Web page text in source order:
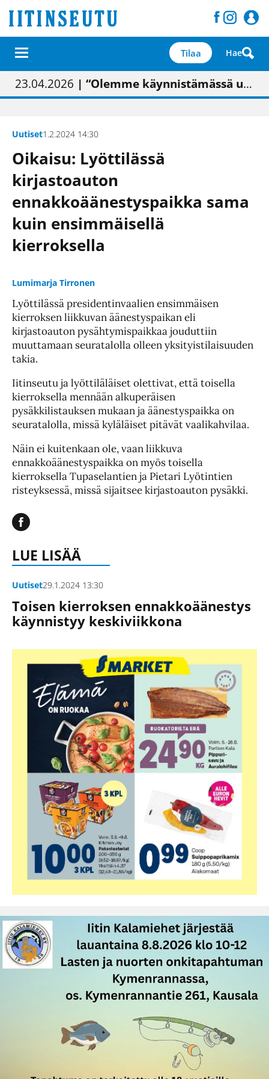
Tilaa Hae
01.02.2026 | Painon vaihtumisen pitäisi näkyä hieman parempana painojäljen laatuna lehdessä
05.02.2026 | Uudistettu kunnantalo on valoisa
23.04.2026 | “Olemme käynnistämässä uudelleen keskustavisiotyön”
09.05.2026| "Maalla on totuttu elämään omavaraisemmin kuin kaupungissa"
Uutiset1.2.2024 14:30
Oikaisu: Lyöttilässä
kirjastoauton
ennakkoäänestyspaikka sama
kuin ensimmäisellä
kierroksella
Lumimarja Tirronen
Lyöttilässä presidentinvaalien ensimmäisen
kierroksen liikkuvan äänestyspaikan eli
kirjastoauton pysähtymispaikkaa jouduttiin
muuttamaan seuratalolla olleen yksityistilaisuuden
takia.
Iitinseutu ja lyöttiläläiset olettivat, että toisella
kierroksella mennään alkuperäisen
pysäkkilistauksen mukaan ja äänestyspaikka on
seuratalolla, missä kyläläiset pitävät vaalikahvilaa.
Näin ei kuitenkaan ole, vaan liikkuva
ennakkoäänestyspaikka on myös toisella
kierroksella Tupaselantien ja Pietari Lyötintien
risteyksessä, missä sijaitsee kirjastoauton pysäkki.
LUE LISÄÄ
Uutiset29.1.2024 13:30
Toisen kierroksen ennakkoäänestys
käynnistyy keskiviikkona